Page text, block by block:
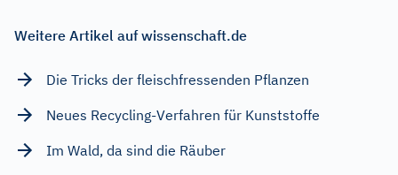
Weitere Artikel auf wissenschaft.de
Die Tricks der fleischfressenden Pflanzen
Neues Recycling-Verfahren für Kunststoffe
Im Wald, da sind die Räuber